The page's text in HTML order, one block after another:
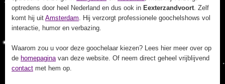
optredens door heel Nederland en dus ook in Eexterzandvoort. Zelf
komt hij uit Amsterdam. Hij verzorgt professionele goochelshows vol
interactie, humor en verbazing.
Waarom zou u voor deze goochelaar kiezen? Lees hier meer over op
de homepaginavan deze website. Of neem direct geheel vrijblijvend
contact met hem op.